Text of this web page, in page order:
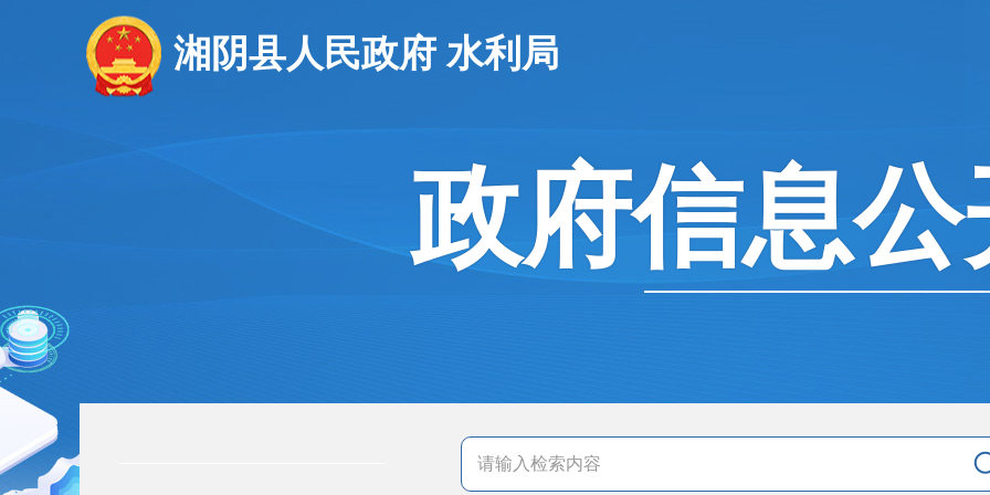
湘阴县人民政府 水利局
政府信息公